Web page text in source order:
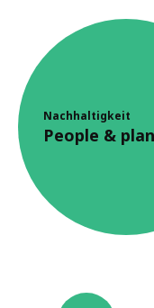
Nachhaltigkeit
People &